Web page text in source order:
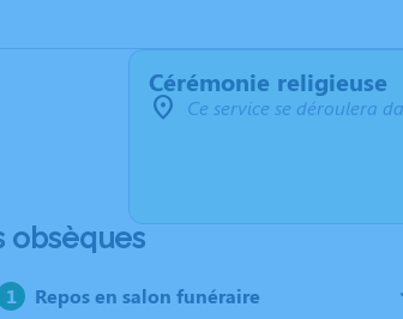
Cérémonie religieuse
Ce service se déroulera
obsèques
Repos en salon funéraire